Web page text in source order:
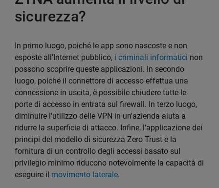
sicurezza?
In primo luogo, poiché le app sono nascoste e non
esposte all'Internet pubblico, i criminali informatici non
possono scoprire queste applicazioni. In secondo
luogo, poiché il connettore di accesso effettua una
connessione in uscita, è possibile chiudere tutte le
porte di accesso in entrata sul firewall. In terzo luogo,
diminuire l'utilizzo delle VPN in un'azienda aiuta a
ridurre la superficie di attacco. Infine, l'applicazione dei
principi del modello di sicurezza Zero Trust e la
fornitura di un controllo degli accessi basato sul
privilegio minimo riducono notevolmente la capacità di
eseguire il movimento laterale.